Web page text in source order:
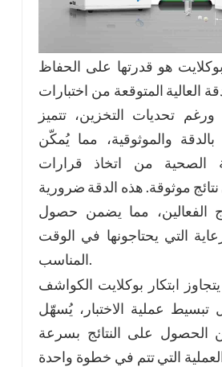
هو قدرتها على الحفاظ
العالية المتوقعة من اختبارات
ورغم تحديات التخزين، تتميز
والموثوقية، مما يُمكّن
الصحية من اتخاذ قرارات
موثوقة. هذه الدقة ضرورية
الفعالين، مما يضمن حصول
التي يحتاجونها في الوقت
المناسب.
ابتكار بوكلايت الكواشف
عملية الاختبار، يُسهّل
الحصول على النتائج بسرعة
التي تتم في خطوة واحدة